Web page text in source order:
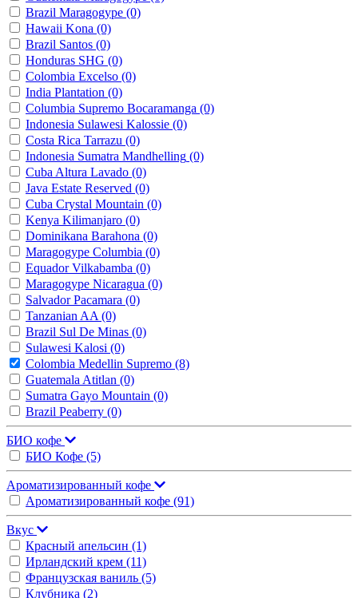
Brazil Maragogype (0)
Hawaii Kona (0)
Brazil Santos (0)
Honduras SHG (0)
Colombia Excelso (0)
India Plantation (0)
Columbia Supremo Bocaramanga (0)
Indonesia Sulawesi Kalossie (0)
Costa Rica Tarrazu (0)
Indonesia Sumatra Mandhelling (0)
Cuba Altura Lavado (0)
Java Estate Reserved (0)
Cuba Crystal Mountain (0)
Kenya Kilimanjaro (0)
Dominikana Barahona (0)
Maragogype Columbia (0)
Equador Vilkabamba (0)
Maragogype Nicaragua (0)
Salvador Pacamara (0)
Tanzanian AA (0)
Brazil Sul De Minas (0)
Sulawesi Kalosi (0)
Colombia Medellin Supremo (8)
Guatemala Atitlan (0)
Sumatra Gayo Mountain (0)
Brazil Peaberry (0)
БИО кофе
БИО Кофе (5)
Ароматизированный кофе
Ароматизированный кофе (91)
Вкус
Красный апельсин (1)
Ирландский крем (11)
Французская ваниль (5)
Клубника (2)